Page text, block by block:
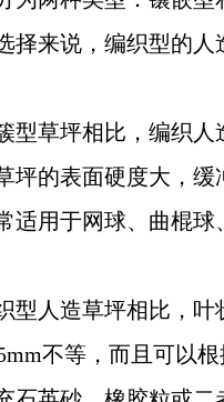
择来说，编织型的人
型草坪相比，编织人
坪的表面硬度大，
适用于网球、曲棍球
型人造草坪相比，叶
不等，而且可以